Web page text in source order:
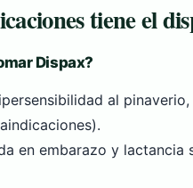
tiene el
Dispax?
al
en embarazo y